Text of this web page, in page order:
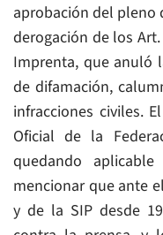
aprobación del pleno
derogación de los
Imprenta, que anuló
de difamación,
infracciones civiles.
Oficial de la
quedando
mencionar que ante
y de la SIP desde